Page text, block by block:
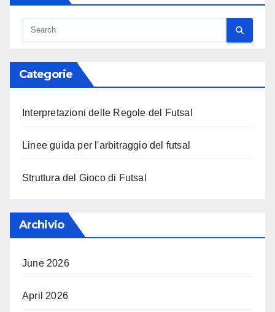
Categorie
Interpretazioni delle Regole del Futsal
Linee guida per l'arbitraggio del futsal
Struttura del Gioco di Futsal
Archivio
June 2026
April 2026